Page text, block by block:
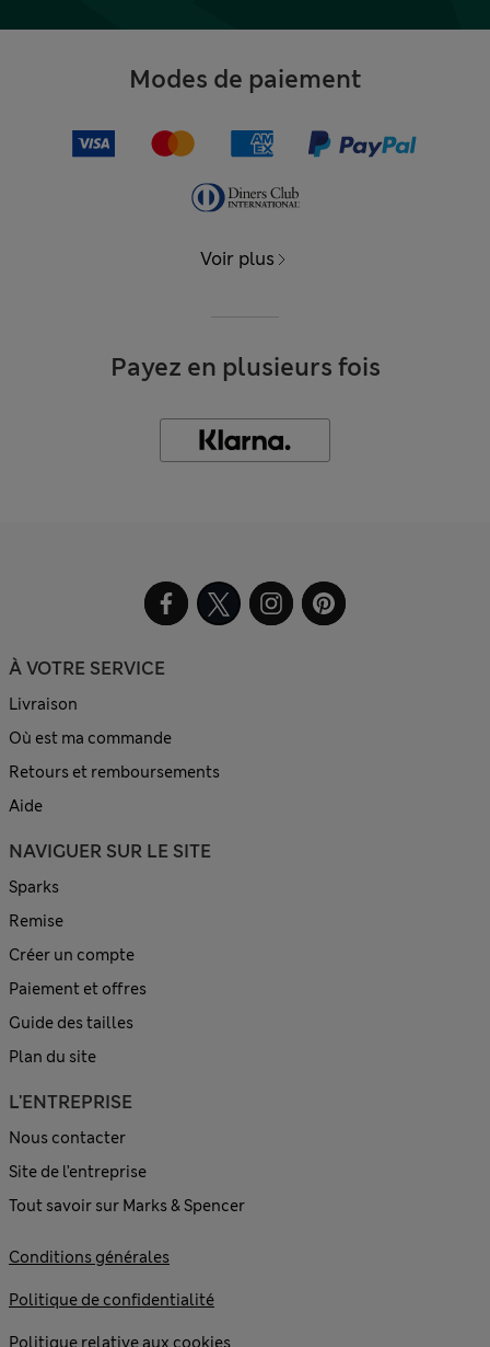
Modes de paiement
Voir plus
Payez en plusieurs fois
À VOTRE SERVICE
Livraison
Où est ma commande
Retours et remboursements
Aide
NAVIGUER SUR LE SITE
Sparks
Remise
Créer un compte
Paiement et offres
Guide des tailles
Plan du site
L'ENTREPRISE
Nous contacter
Site de l’entreprise
Tout savoir sur Marks & Spencer
Conditions générales
Politique de confidentialité
Politique relative aux cookies